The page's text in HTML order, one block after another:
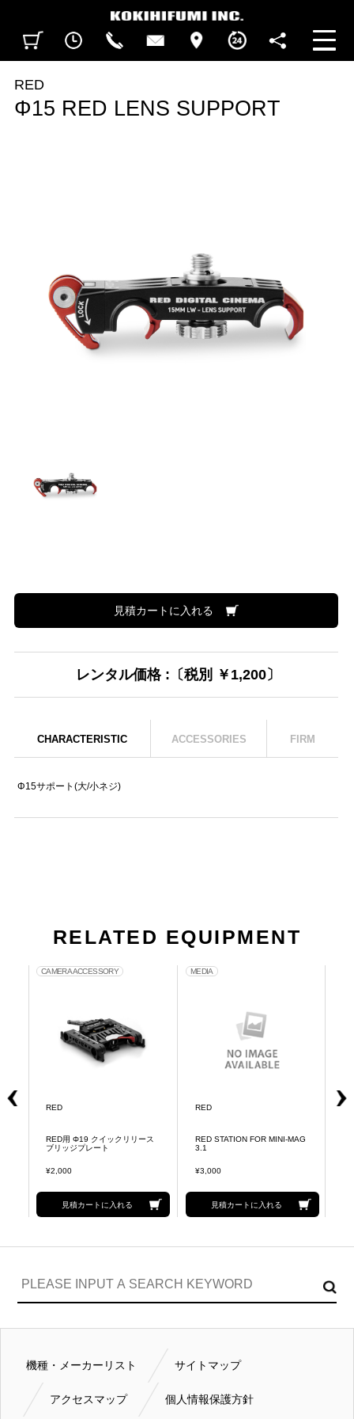
BUSINESS HOURS
FOLLOW US
RED
Φ15 RED LENS SUPPORT
見積カートに入れる
レンタル価格 :〔税別 ￥1,200〕
CHARACTERISTIC ACCESSORIES FIRM
Φ15サポート(大/小ネジ)
RELATED EQUIPMENT
CAMERA ACCESSORY
RED
RED用 Φ19 クイックリリース
ブリッジプレート
¥2,000
見積カートに入れる
MEDIA
RED
RED STATION FOR MINI-MAG
3.1
¥3,000
見積カートに入れる
機種・メーカーリスト サイトマップ
アクセスマップ 個人情報保護方針